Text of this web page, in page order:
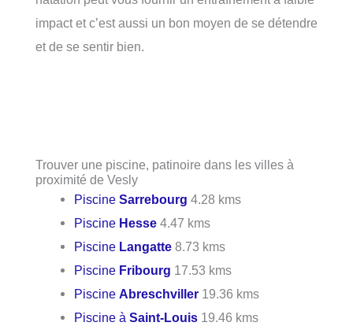
impact et c’est aussi un bon moyen de se détendre
et de se sentir bien.
Trouver une piscine, patinoire dans les villes à
proximité de Vesly
PiscineSarrebourg 4.28 kms
Piscine Hesse 4.47 kms
Piscine Langatte 8.73 kms
Piscine Fribourg 17.53 kms
PiscineAbreschviller 19.36 kms
Piscine àSaint-Louis 19.46 kms